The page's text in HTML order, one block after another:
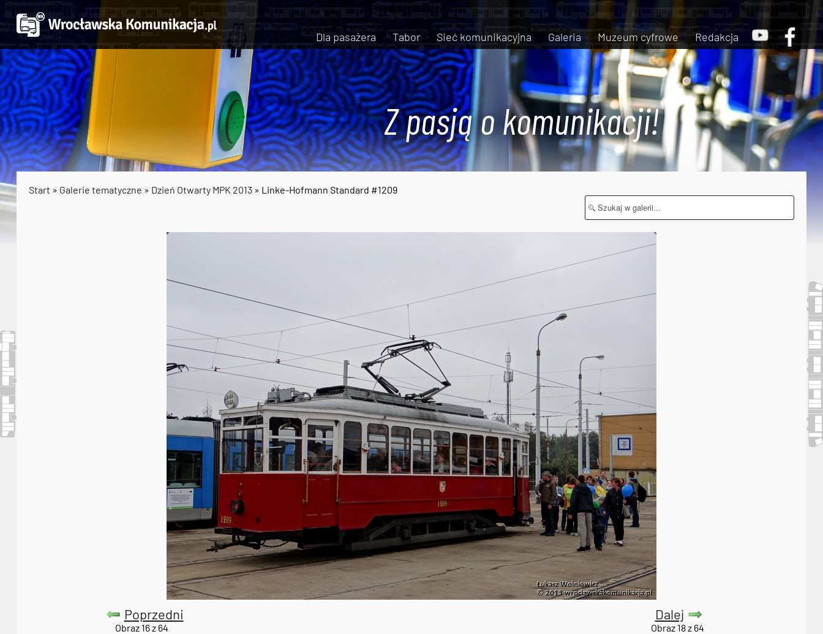
Dla pasażera Tabor Sieć komunikacyjna Galeria Muzeum cyfrowe Redakcja
Z pasją o komunikacji!
Start » Galerie tematyczne » Dzień Otwarty MPK 2013 » Linke-Hofmann Standard #1209
Poprzedni
Obraz 16 z 64
Dalej
Obraz 18 z 64